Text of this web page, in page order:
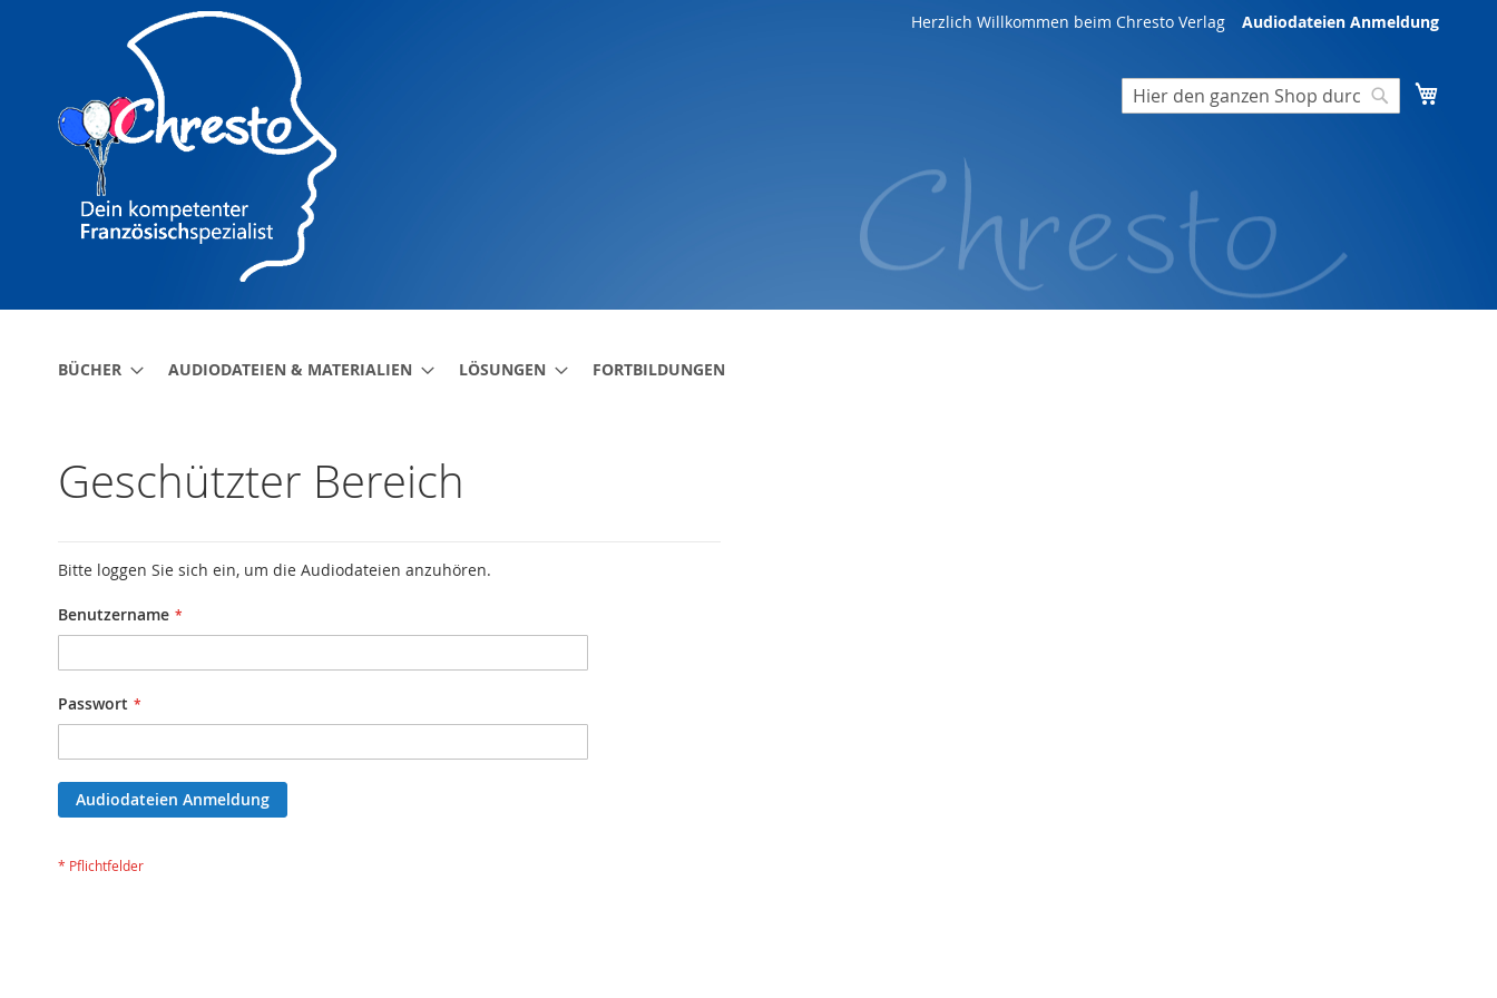
Herzlich Willkommen beim Chresto Verlag Audiodateien Anmeldung
Suche
BÜCHER AUDIODATEIEN & MATERIALIEN LÖSUNGEN FORTBILDUNGEN
Geschützter Bereich
Bitte loggen Sie sich ein, um die Audiodateien anzuhören.
Benutzername
Passwort
Audiodateien Anmeldung